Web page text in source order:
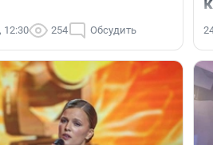
12:30 254 Обсудить